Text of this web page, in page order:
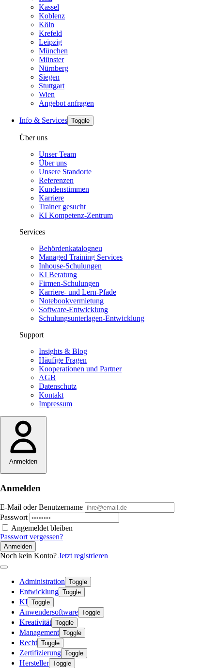
Kassel
Koblenz
Köln
Krefeld
Leipzig
München
Münster
Nürnberg
Siegen
Stuttgart
Wien
Angebot anfragen
Info & Services Toggle
Über uns
Unser Team
Über uns
Unsere Standorte
Referenzen
Kundenstimmen
Karriere
Trainer gesucht
KI Kompetenz-Zentrum
Services
Behördenkatalogneu
Managed Training Services
Inhouse-Schulungen
KI Beratung
Firmen-Schulungen
Karriere- und Lern-Pfade
Notebookvermietung
Software-Entwicklung
Schulungsunterlagen-Entwicklung
Support
Insights & Blog
Häufige Fragen
Kooperationen und Partner
AGB
Datenschutz
Kontakt
Impressum
Anmelden
Anmelden
E-Mail oder Benutzername
Passwort
Angemeldet bleiben
Passwort vergessen?
Anmelden
Noch kein Konto? Jetzt registrieren
Administration Toggle
Entwicklung Toggle
KI Toggle
Anwendersoftware Toggle
Kreativität Toggle
Management Toggle
Recht Toggle
Zertifizierung Toggle
Hersteller Toggle